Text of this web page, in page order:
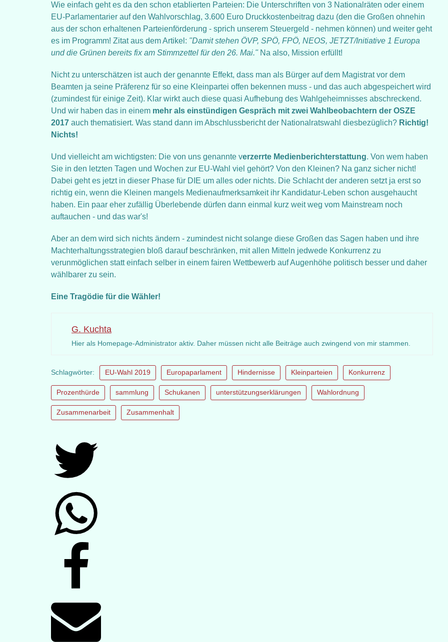
Wie einfach geht es da den schon etablierten Parteien: Die Unterschriften von 3 Nationalräten oder einem
EU-Parlamentarier auf den Wahlvorschlag, 3.600 Euro Druckkostenbeitrag dazu (den die Großen ohnehin
aus der schon erhaltenen Parteienförderung - sprich unserem Steuergeld - nehmen können) und weiter geht
es im Programm! Zitat aus dem Artikel: "Damit stehen ÖVP, SPÖ, FPÖ, NEOS, JETZT/Initiative 1 Europa
und die Grünen bereits fix am Stimmzettel für den 26. Mai."Na also, Mission erfüllt!
Nicht zu unterschätzen ist auch der genannte Effekt, dass man als Bürger auf dem Magistrat vor dem
Beamten ja seine Präferenz für so eine Kleinpartei offen bekennen muss - und das auch abgespeichert wird
(zumindest für einige Zeit). Klar wirkt auch diese quasi Aufhebung des Wahlgeheimnisses abschreckend.
Und wir haben das in einem mehr als einstündigen Gespräch mit zwei Wahlbeobachtern der OSZE
2017 auch thematisiert. Was stand dann im Abschlussbericht der Nationalratswahl diesbezüglich? Richtig!
Nichts!
Und vielleicht am wichtigsten: Die von uns genannte verzerrte Medienberichterstattung. Von wem haben
Sie in den letzten Tagen und Wochen zur EU-Wahl viel gehört? Von den Kleinen? Na ganz sicher nicht!
Dabei geht es jetzt in dieser Phase für DIE um alles oder nichts. Die Schlacht der anderen setzt ja erst so
richtig ein, wenn die Kleinen mangels Medienaufmerksamkeit ihr Kandidatur-Leben schon ausgehaucht
haben. Ein paar eher zufällig Überlebende dürfen dann einmal kurz weit weg vom Mainstream noch
auftauchen - und das war's!
Aber an dem wird sich nichts ändern - zumindest nicht solange diese Großen das Sagen haben und ihre
Machterhaltungsstrategien bloß darauf beschränken, mit allen Mitteln jedwede Konkurrenz zu
verunmöglichen statt einfach selber in einem fairen Wettbewerb auf Augenhöhe politisch besser und daher
wählbarer zu sein.
Eine Tragödie für die Wähler!
G. Kuchta
Hier als Homepage-Administrator aktiv. Daher müssen nicht alle Beiträge auch zwingend von mir stammen.
Schlagwörter: EU-Wahl 2019 Europaparlament Hindernisse Kleinparteien Konkurrenz
Prozenthürde sammlung Schukanen unterstützungserklärungen Wahlordnung
Zusammenarbeit Zusammenhalt